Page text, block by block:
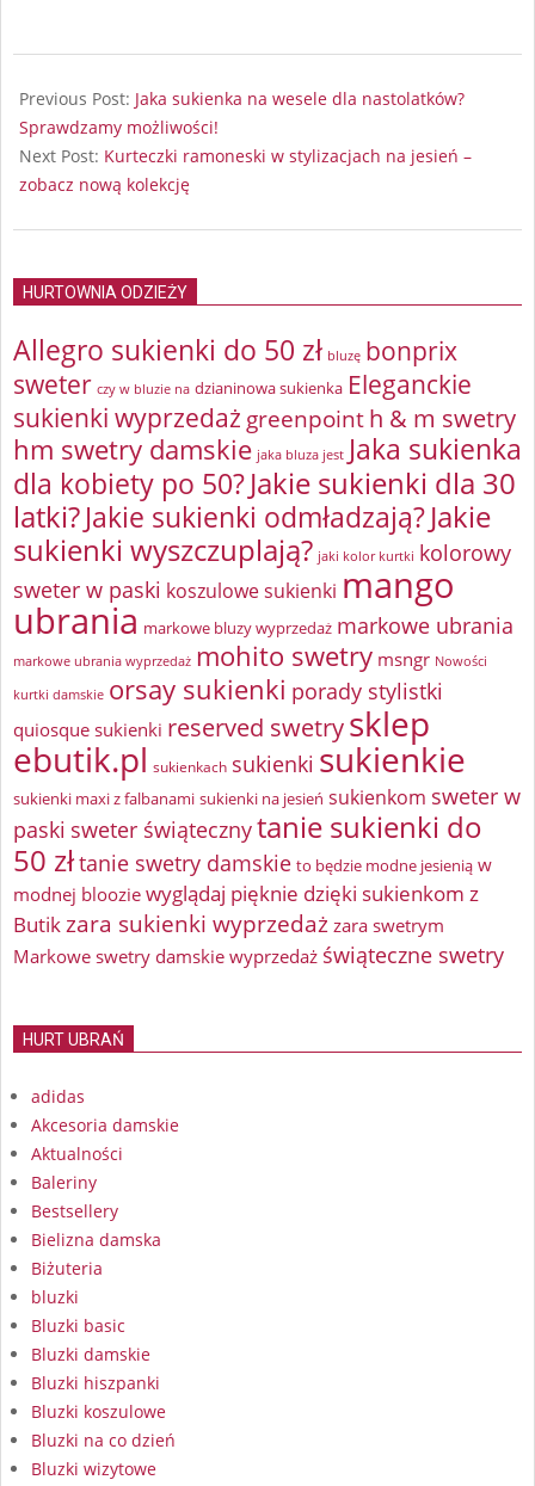
08-
27
Previous Post: Jaka sukienka na wesele dla nastolatków?
Sprawdzamy możliwości!
Next Post: Kurteczki ramoneski w stylizacjach na jesień –
zobacz nową kolekcję
HURTOWNIA ODZIEŻY
Allegro sukienki do 50 zł bluzę bonprix
sweter czy w bluzie na dzianinowa sukienka Eleganckie
sukienki wyprzedaż greenpointh & m swetry
hm swetry damskie jaka bluza jest Jaka sukienka
dla kobiety po 50?Jakie sukienki dla 30
latki?Jakie sukienki odmładzają?Jakie
sukienki wyszczuplają? jaki kolor kurtki kolorowy
sweter w paski koszulowe sukienki mango
ubrania markowe bluzy wyprzedaż markowe ubrania
markowe ubrania wyprzedaż mohito swetry msngr Nowości
kurtki damskie orsay sukienki porady stylistki
quiosque sukienki reserved swetrysklep
ebutik.pl sukienkach sukienki sukienkie
sukienki maxi z falbanami sukienki na jesień sukienkom sweter w
paski sweter świątecznytanie sukienki do
50 złtanie swetry damskie to będzie modne jesienią w
modnej bloozie wyglądaj pięknie dzięki sukienkom z
Butikzara sukienki wyprzedażzara swetrym
Markowe swetry damskie wyprzedaż świąteczne swetry
HURT UBRAŃ
adidas
Akcesoria damskie
Aktualności
Baleriny
Bestsellery
Bielizna damska
Biżuteria
bluzki
Bluzki basic
Bluzki damskie
Bluzki hiszpanki
Bluzki koszulowe
Bluzki na co dzień
Bluzki wizytowe